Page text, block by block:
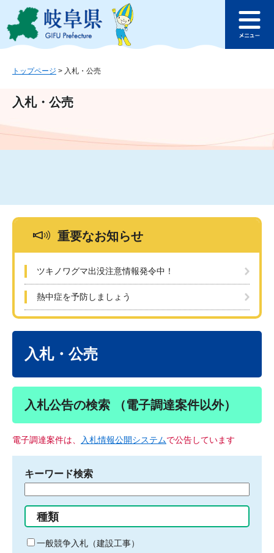
ジ
ュ
文
このページの本文へ
ュ
トップページ > 入札・公売
入札・公売
重要なお知らせ
ツキノワグマ出没注意情報発令中！
熱中症を予防しましょう
入札・公売
入札公告の検索 （電子調達案件以外）
電子調達案件は、 入札情報公開システムで公告しています
キーワード検索
る
キ
種類
一般競争入札（建設工事）